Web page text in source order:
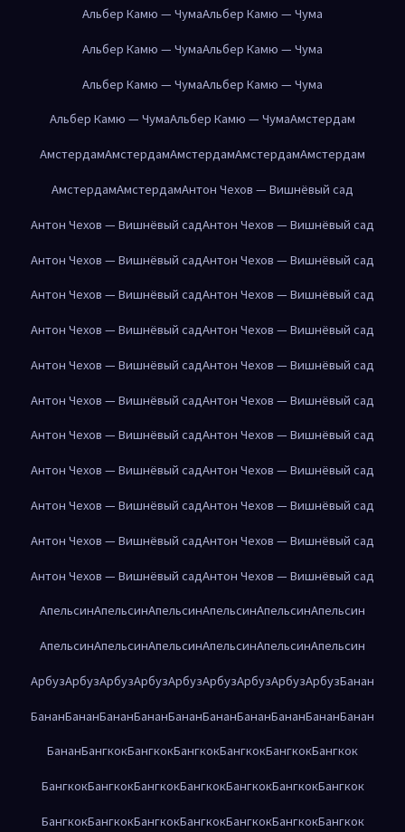
Альбер Камю — ЧумаАльбер Камю — Чума
Альбер Камю — ЧумаАльбер Камю — Чума
Альбер Камю — ЧумаАльбер Камю — Чума
Альбер Камю — ЧумаАльбер Камю — ЧумаАмстердам
АмстердамАмстердамАмстердамАмстердамАмстердам
АмстердамАмстердамАнтон Чехов — Вишнёвый сад
Антон Чехов — Вишнёвый садАнтон Чехов — Вишнёвый сад
Антон Чехов — Вишнёвый садАнтон Чехов — Вишнёвый сад
Антон Чехов — Вишнёвый садАнтон Чехов — Вишнёвый сад
Антон Чехов — Вишнёвый садАнтон Чехов — Вишнёвый сад
Антон Чехов — Вишнёвый садАнтон Чехов — Вишнёвый сад
Антон Чехов — Вишнёвый садАнтон Чехов — Вишнёвый сад
Антон Чехов — Вишнёвый садАнтон Чехов — Вишнёвый сад
Антон Чехов — Вишнёвый садАнтон Чехов — Вишнёвый сад
Антон Чехов — Вишнёвый садАнтон Чехов — Вишнёвый сад
Антон Чехов — Вишнёвый садАнтон Чехов — Вишнёвый сад
Антон Чехов — Вишнёвый садАнтон Чехов — Вишнёвый сад
АпельсинАпельсинАпельсинАпельсинАпельсинАпельсин
АпельсинАпельсинАпельсинАпельсинАпельсинАпельсин
АрбузАрбузАрбузАрбузАрбузАрбузАрбузАрбузАрбузБанан
БананБананБананБананБананБананБананБананБананБанан
БананБангкокБангкокБангкокБангкокБангкокБангкок
БангкокБангкокБангкокБангкокБангкокБангкокБангкок
БангкокБангкокБангкокБангкокБангкокБангкокБангкок